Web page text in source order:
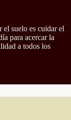
el suelo es cuidar el
para acercar la
a todos los